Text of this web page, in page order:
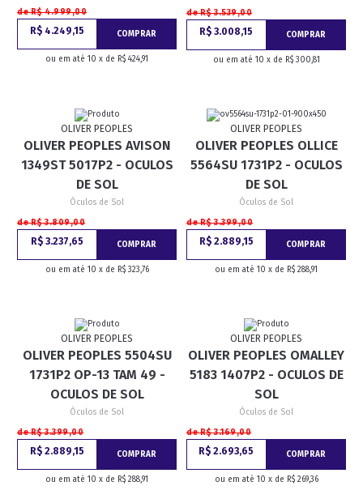
de R$ 4.999,00
R$ 4.249,15 COMPRAR
ou em até 10 x de R$ 424,91
de R$ 3.539,00
R$ 3.008,15 COMPRAR
ou em até 10 x de R$ 300,81
OLIVER PEOPLES
OLIVER PEOPLES AVISON
1349ST 5017P2 - OCULOS
DE SOL
Óculos de Sol
de R$ 3.809,00
R$ 3.237,65 COMPRAR
ou em até 10 x de R$ 323,76
OLIVER PEOPLES
OLIVER PEOPLES OLLICE
5564SU 1731P2 - OCULOS
DE SOL
Óculos de Sol
de R$ 3.399,00
R$ 2.889,15 COMPRAR
ou em até 10 x de R$ 288,91
OLIVER PEOPLES
OLIVER PEOPLES 5504SU
1731P2 OP-13 TAM 49 -
OCULOS DE SOL
Óculos de Sol
de R$ 3.399,00
R$ 2.889,15 COMPRAR
ou em até 10 x de R$ 288,91
OLIVER PEOPLES
OLIVER PEOPLES OMALLEY
5183 1407P2 - OCULOS DE
SOL
Óculos de Sol
de R$ 3.169,00
R$ 2.693,65 COMPRAR
ou em até 10 x de R$ 269,36